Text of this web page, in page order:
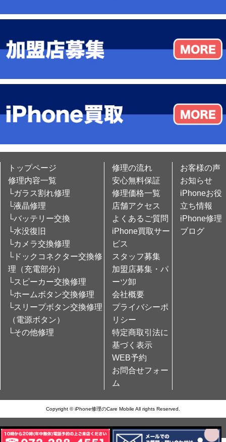
トップページ
修理内容一覧
└ガラス割れ修理
└液晶修理
└バッテリー交換
└水没復旧
└カメラ交換修理
└ドックコネクター交換修
理（充電部分）
└スピーカー交換修理
└ホームボタン交換修理
└スリープボタン交換修理
（電源ボタン）
└その他修理
修理の流れ
安心無料保証
修理価格一覧
店舗アクセス
よくあるご質問
iPhone買取サー
ビス
スタッフ募集
加盟店募集・パ
ーツ卸
会社概要
プライバシーポ
リシー
特定商取引法に
基づく表示
WEB予約
お問合せフォー
ム
お客様の声
お知らせ
iPhoneお役
立ち情報
iPhone修理
ブログ
Copyright © iPhone修理のCare Mobile All rights Reserved.